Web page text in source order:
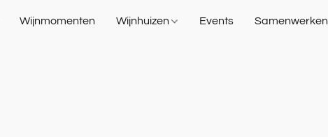
Wijnmomenten Wijnhuizen Events Samenwerken